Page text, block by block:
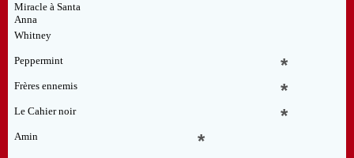
Miracle à Santa
Anna
Whitney
Peppermint *
Frères ennemis *
Le Cahier noir *
Amin *